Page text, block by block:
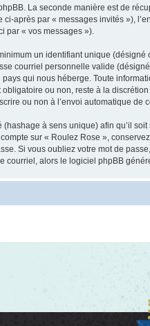
La seconde manière est de
ci-après par « messages invités »),
par « vos messages »).
un identifiant unique
courriel personnelle valide
qui nous héberge. Toute
obligatoire ou non, reste à la
ou non à l’envoi automatique de
(hashage à sens unique) afin qu’il
sur « Roulez Rose »,
Si vous oubliez votre mot de
courriel, alors le logiciel phpBB